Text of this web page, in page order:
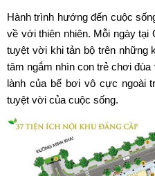
Hành trình hướng đến cuộc
về với thiên nhiên. Mỗi ngày tại
tuyệt vời khi tản bộ trên những
tâm ngắm nhìn con trẻ chơi
lành của bể bơi vô cực ngoài
tuyệt vời của cuộc sống.